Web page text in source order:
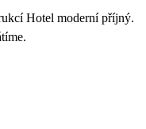
moderní příjný.